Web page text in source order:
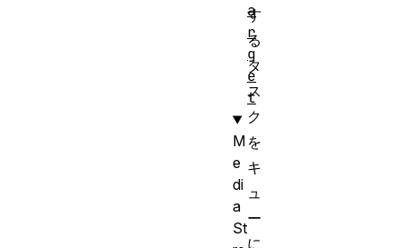
す
る
タ
ス
ク
を
キ
ュ
ー
に
a
r
g
e
t
M
e
di
a
St